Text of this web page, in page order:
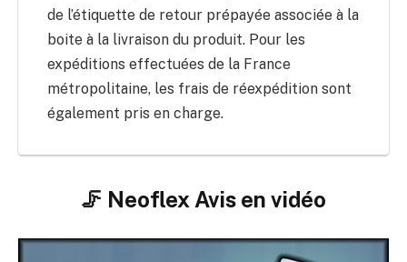
de l’étiquette de retour prépayée associée à la
boite à la livraison du produit. Pour les
expéditions effectuées de la France
métropolitaine, les frais de réexpédition sont
également pris en charge.
🦵 Neoflex Avis en vidéo